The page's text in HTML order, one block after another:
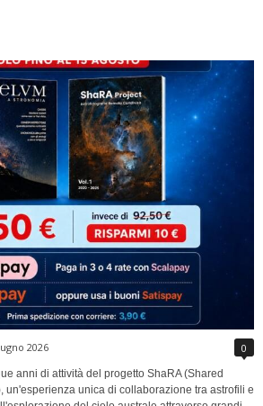
2026 0
anni di attività del progetto ShaRA (Shared
un'esperienza unica di collaborazione tra astrofili e